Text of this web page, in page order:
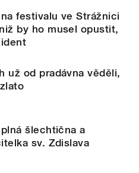
festivalu ve Strážnici
by ho musel opustit,
už od pradávna věděli,
šlechtična a
sv. Zdislava